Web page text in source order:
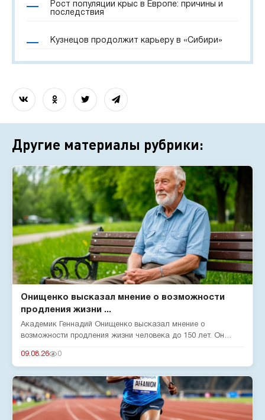
Рост популяции крыс в Европе: причины и
последствия
Кузнецов продолжит карьеру в «Сибири»
Другие материалы рубрики:
Онищенко высказал мнение о возможности
продления жизни ...
Академик Геннадий Онищенко высказал мнение о
возможности продления жизни человека до 150 лет. Он
09.08.26 0